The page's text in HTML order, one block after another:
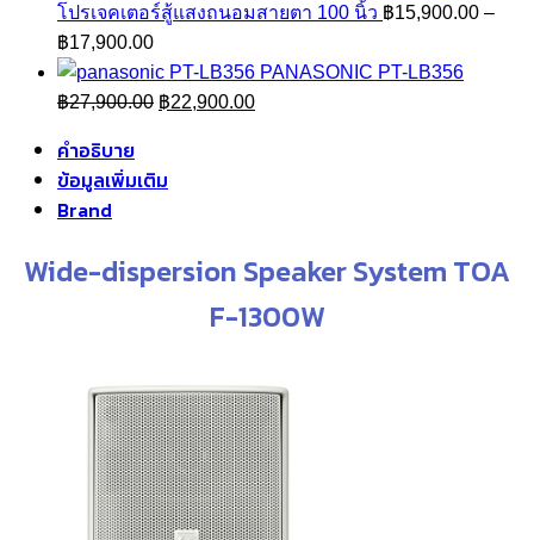
โปรเจคเตอร์สู้แสงถนอมสายตา 100 นิ้ว ฿15,900.00 –
฿17,900.00Price
range:
฿15,900.00
PANASONIC PT-LB356
฿27,900.00 Original
฿27,900.00.
฿22,900.00Current
คำอธิบาย
ข้อมูลเพิ่มเติม
Brand
Wide-dispersion Speaker System TOA
F-1300W